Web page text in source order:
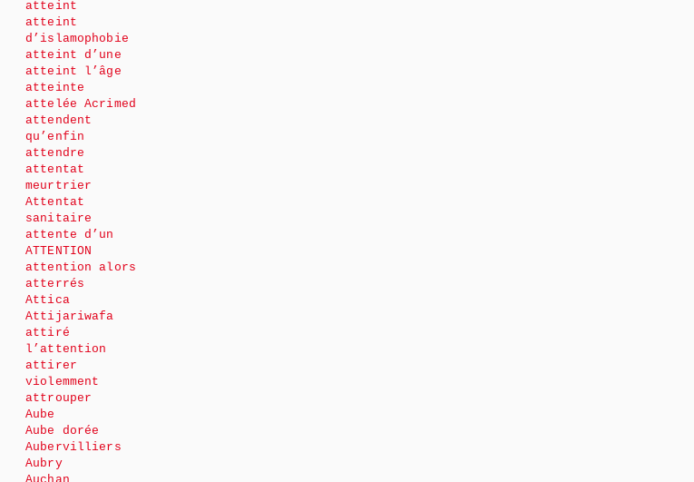
atteint
atteint
d’islamophobie
atteint d’une
atteint l’âge
atteinte
attelée Acrimed
attendent
qu’enfin
attendre
attentat
meurtrier
Attentat
sanitaire
attente d’un
ATTENTION
attention alors
atterrés
Attica
Attijariwafa
attiré
l’attention
attirer
violemment
attrouper
Aube
Aube dorée
Aubervilliers
Aubry